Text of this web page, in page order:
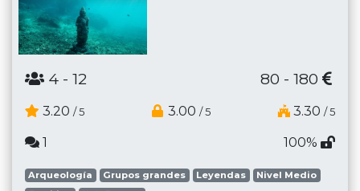
4 - 12 80 - 180
3.20 / 5 3.00 / 5 3.30 / 5
1 100%
Arqueología Grupos grandes Leyendas
Nivel Medio